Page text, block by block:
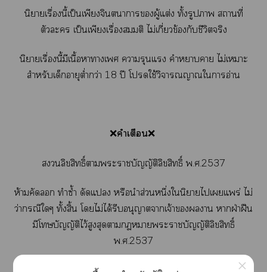
นิยายเรื่องนี้เป็นเพียงจินตนาการผู้แต่ง ทั้งรูปา สถานที่
ตัวะ เป็นเพียงเรื่องสมมติ ไม่เกี่ยวข้องกับชีวิตจริง
นิยายเรื่องนี้มีเนื้อาาเ ารุนแรง คำาา ไม่เาะ
สำหรับเด็กอายุต่ำกว่า 18 ปี โใช้วิจารณญาณใาอ่าน
❌คำเตือน❌
ลิขสิทธิ์าะาบัญญัติลิขสิทธิ์ พ.ศ.2537
ห้ามคัด ทำซ้ำ ดัดแ หรือนำส่วนหนึ่งในิยายไเแพร่ ไม่
ว่ากรณีใๆ ทั้งสิ้น โไม่ได้รีบอนุญาตาเจ้าาน าฝ่าฝืน
มีโบัญญัติไว้สูงสุดาาะาบัญญัติลิขสิทธิ์
พ.ศ.2537
×